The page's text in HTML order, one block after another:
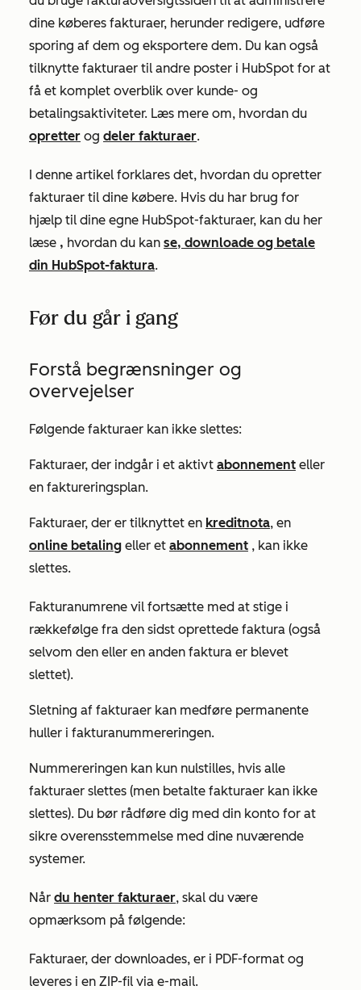
dine køberes fakturaer, herunder redigere, udføre
sporing af dem og eksportere dem. Du kan også
tilknytte fakturaer til andre poster i HubSpot for at
få et komplet overblik over kunde- og
betalingsaktiviteter. Læs mere om, hvordan du
opretter og deler fakturaer.
I denne artikel forklares det, hvordan du opretter
fakturaer til dine købere. Hvis du har brug for
hjælp til dine egne HubSpot-fakturaer, kan du her
læse , hvordan du kan se, downloade og betale
din HubSpot-faktura.
Før du går i gang
Forstå begrænsninger og
overvejelser
Følgende fakturaer kan ikke slettes:
Fakturaer, der indgår i et aktivt abonnement eller
en faktureringsplan.
Fakturaer, der er tilknyttet en kreditnota, en
online betaling eller et abonnement , kan ikke
slettes.
Fakturanumrene vil fortsætte med at stige i
rækkefølge fra den sidst oprettede faktura (også
selvom den eller en anden faktura er blevet
slettet).
Sletning af fakturaer kan medføre permanente
huller i fakturanummereringen.
Nummereringen kan kun nulstilles, hvis alle
fakturaer slettes (men betalte fakturaer kan ikke
slettes). Du bør rådføre dig med din konto for at
sikre overensstemmelse med dine nuværende
systemer.
Når du henter fakturaer, skal du være
opmærksom på følgende:
Fakturaer, der downloades, er i PDF-format og
leveres i en ZIP-fil via e-mail.